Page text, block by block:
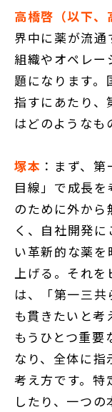
高橋啓（以下、
界中に薬が流通
組織やオペレ
題になります。
指すにあたり、
はどのようなも
塚本 ：まず、
目線」で成長
のために外か
く、自社開発
い革新的な薬
上げる。それを
は、「第一三
も貫きたいと考
もうひとつ重
なり、全体に
考え方です。特
したり、一つ